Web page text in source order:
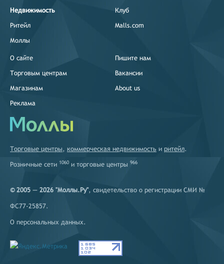
Недвижимость
Ритейл
Моллы
Клуб
Malls.com
О сайте
Торговым центрам
Магазинам
Реклама
Пишите нам
Вакансии
About us
Торговые центры, коммерческая недвижимость и ритейл.
Розничные сети 1060 и торговые центры 966
© 2005 — 2026 "Моллы.Ру", свидетельство о регистрации СМИ №
ФС77-25857.
О персональных данных.